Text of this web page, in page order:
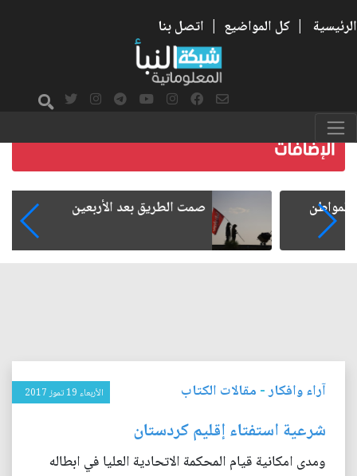
الرئيسية | كل المواضيع | اتصل بنا
صمت الطريق بعد الأربعين
آراء وافكار- مقالات الكتاب الأربعاء 19 تموز 2017
شرعية استفتاء إقليم كردستان
ومدى امكانية قيام المحكمة الاتحادية العليا في ابطاله